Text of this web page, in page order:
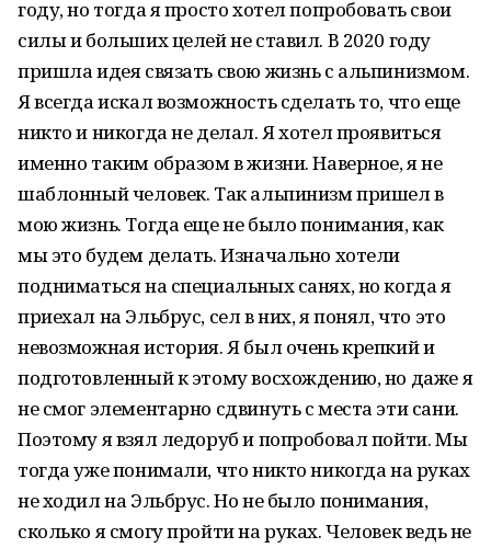
году, но тогда я просто хотел попробовать свои
силы и больших целей не ставил. В 2020 году
пришла идея связать свою жизнь с альпинизмом.
Я всегда искал возможность сделать то, что еще
никто и никогда не делал. Я хотел проявиться
именно таким образом в жизни. Наверное, я не
шаблонный человек. Так альпинизм пришел в
мою жизнь. Тогда еще не было понимания, как
мы это будем делать. Изначально хотели
подниматься на специальных санях, но когда я
приехал на Эльбрус, сел в них, я понял, что это
невозможная история. Я был очень крепкий и
подготовленный к этому восхождению, но даже я
не смог элементарно сдвинуть с места эти сани.
Поэтому я взял ледоруб и попробовал пойти. Мы
тогда уже понимали, что никто никогда на руках
не ходил на Эльбрус. Но не было понимания,
сколько я смогу пройти на руках. Человек ведь не